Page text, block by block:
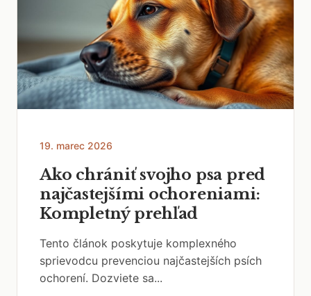
19. marec 2026
Ako chrániť svojho psa pred
najčastejšími ochoreniami:
Kompletný prehľad
Tento článok poskytuje komplexného
sprievodcu prevenciou najčastejších psích
ochorení. Dozviete sa...